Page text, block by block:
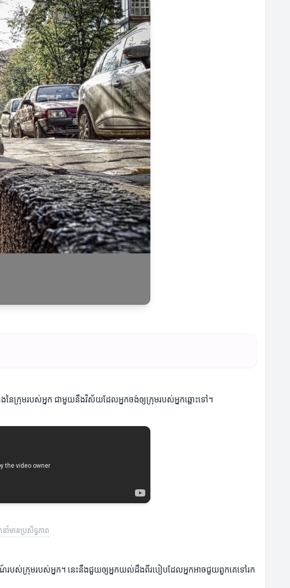
នៃក្រុមរបស់អ្នក ជាមួយនឹងវិស័យដែលអ្នកចង់ឲ្យក្រុមរបស់អ្នកឆ្ពោះទៅ។
មានប្រសិទ្ធភាព
ណ៍របស់ក្រុមរបស់អ្នក។ នេះនឹងជួយឲ្យអ្នកយល់ដឹងពីរបៀបដែលអ្នកអាចជួយពួកគេទៅរក